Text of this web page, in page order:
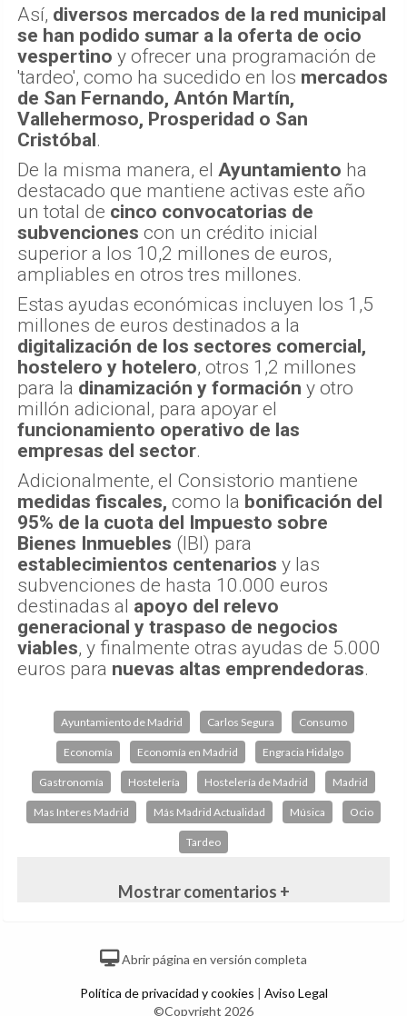
Así, diversos mercados de la red municipal
se han podido sumar a la oferta de ocio
vespertino y ofrecer una programación de
'tardeo', como ha sucedido en los mercados
de San Fernando, Antón Martín,
Vallehermoso, Prosperidad o San
Cristóbal.
De la misma manera, el Ayuntamiento ha
destacado que mantiene activas este año
un total de cinco convocatorias de
subvenciones con un crédito inicial
superior a los 10,2 millones de euros,
ampliables en otros tres millones.
Estas ayudas económicas incluyen los 1,5
millones de euros destinados a la
digitalización de los sectores comercial,
hostelero y hotelero, otros 1,2 millones
para la dinamización y formación y otro
millón adicional, para apoyar el
funcionamiento operativo de las
empresas del sector.
Adicionalmente, el Consistorio mantiene
medidas fiscales, como la bonificación del
95% de la cuota del Impuesto sobre
Bienes Inmuebles (IBI) para
establecimientos centenarios y las
subvenciones de hasta 10.000 euros
destinadas al apoyo del relevo
generacional y traspaso de negocios
viables, y finalmente otras ayudas de 5.000
euros para nuevas altas emprendedoras.
Ayuntamiento de Madrid Carlos Segura Consumo
Economía Economía en Madrid Engracia Hidalgo
Gastronomía Hostelería Hostelería de Madrid Madrid
Mas Interes Madrid Más Madrid Actualidad Música Ocio
Tardeo
Mostrar comentarios +
Abrir página en versión completa
Política de privacidad y cookies | Aviso Legal
©Copyright 2026